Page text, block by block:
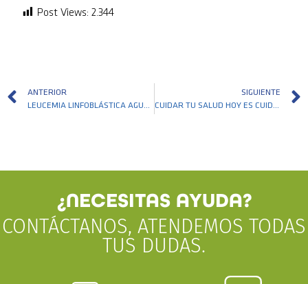
Post Views: 2.344
ANTERIOR
SIGUIENTE
¿NECESITAS AYUDA?
CONTÁCTANOS, ATENDEMOS TODAS
TUS DUDAS.